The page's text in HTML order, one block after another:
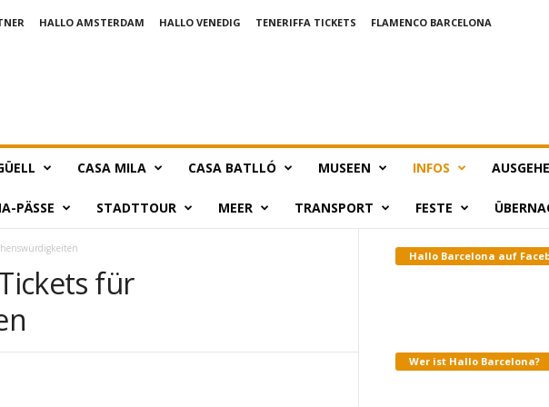
HALLO AMSTERDAM HALLO VENEDIG TENERIFFA TICKETS
FLAMENCO BARCELONA
CASA MILA CASA BATLLÓ MUSEEN INFOS
PÄSSE STADTTOUR MEER TRANSPORT FESTE
für
Hallo Barcelona auf
Wer ist Hallo Barcelona?